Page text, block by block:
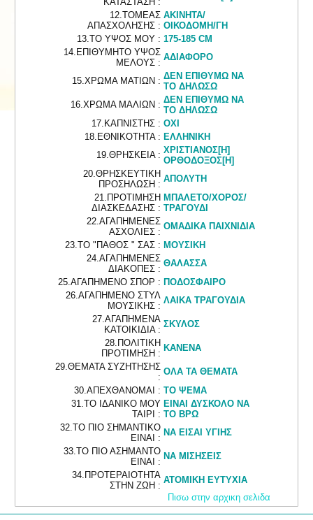
12.ΤΟΜΕΑΣ
ΑΠΑΣΧΟΛΗΣΗΣ :
ΑΚΙΝΗΤΑ/
ΟΙΚΟΔΟΜΗ/ΓΗ
13.ΤΟ ΥΨΟΣ ΜΟΥ : 175-185 CM
14.ΕΠΙΘΥΜΗΤΟ ΥΨΟΣ
ΜΕΛΟΥΣ :
ΑΔΙΑΦΟΡΟ
15.ΧΡΩΜΑ ΜΑΤΙΩΝ : ΔΕΝ ΕΠΙΘΥΜΩ ΝΑ
ΤΟ ΔΗΛΩΣΩ
16.ΧΡΩΜΑ ΜΑΛΙΩΝ : ΔΕΝ ΕΠΙΘΥΜΩ ΝΑ
ΤΟ ΔΗΛΩΣΩ
17.ΚΑΠΝΙΣΤΗΣ : ΟΧΙ
18.ΕΘΝΙΚΟΤΗΤΑ : ΕΛΛΗΝΙΚΗ
19.ΘΡΗΣΚΕΙΑ : ΧΡΙΣΤΙΑΝΟΣ[Η]
ΟΡΘΟΔΟΞΟΣ[Η]
20.ΘΡΗΣΚΕΥΤΙΚΗ
ΠΡΟΣΗΛΩΣΗ :
ΑΠΟΛΥΤΗ
21.ΠΡΟΤΙΜΗΣΗ
ΔΙΑΣΚΕΔΑΣΗΣ :
ΜΠΑΛΕΤΟ/ΧΟΡΟΣ/
ΤΡΑΓΟΥΔΙ
22.ΑΓΑΠΗΜΕΝΕΣ
ΑΣΧΟΛΙΕΣ :
ΟΜΑΔΙΚΑ ΠΑΙΧΝΙΔΙΑ
23.ΤΟ "ΠΑΘΟΣ " ΣΑΣ : ΜΟΥΣΙΚΗ
24.ΑΓΑΠΗΜΕΝΕΣ
ΔΙΑΚΟΠΕΣ :
ΘΑΛΑΣΣΑ
25.ΑΓΑΠΗΜΕΝΟ ΣΠΟΡ : ΠΟΔΟΣΦΑΙΡΟ
26.ΑΓΑΠΗΜΕΝΟ ΣΤΥΛ
ΜΟΥΣΙΚΗΣ :
ΛΑΙΚΑ ΤΡΑΓΟΥΔΙΑ
27.ΑΓΑΠΗΜΕΝΑ
ΚΑΤΟΙΚΙΔΙΑ :
ΣΚΥΛΟΣ
28.ΠΟΛΙΤΙΚΗ
ΠΡΟΤΙΜΗΣΗ :
ΚΑΝΕΝΑ
29.ΘΕΜΑΤΑ ΣΥΖΗΤΗΣΗΣ
:
ΟΛΑ ΤΑ ΘΕΜΑΤΑ
30.ΑΠΕΧΘΑΝΟΜΑΙ : ΤΟ ΨΕΜΑ
31.ΤΟ ΙΔΑΝΙΚΟ ΜΟΥ
ΤΑΙΡΙ :
ΕΙΝΑΙ ΔΥΣΚΟΛΟ ΝΑ
ΤΟ ΒΡΩ
32.ΤΟ ΠΙΟ ΣΗΜΑΝΤΙΚΟ
ΕΙΝΑΙ :
ΝΑ ΕΙΣΑΙ ΥΓΙΗΣ
33.ΤΟ ΠΙΟ ΑΣΗΜΑΝΤΟ
ΕΙΝΑΙ :
ΝΑ ΜΙΣΗΣΕΙΣ
34.ΠΡΟΤΕΡΑΙΟΤΗΤΑ
ΣΤΗΝ ΖΩΗ :
ΑΤΟΜΙΚΗ ΕΥΤΥΧΙΑ
Πισω στην αρχικη σελιδα